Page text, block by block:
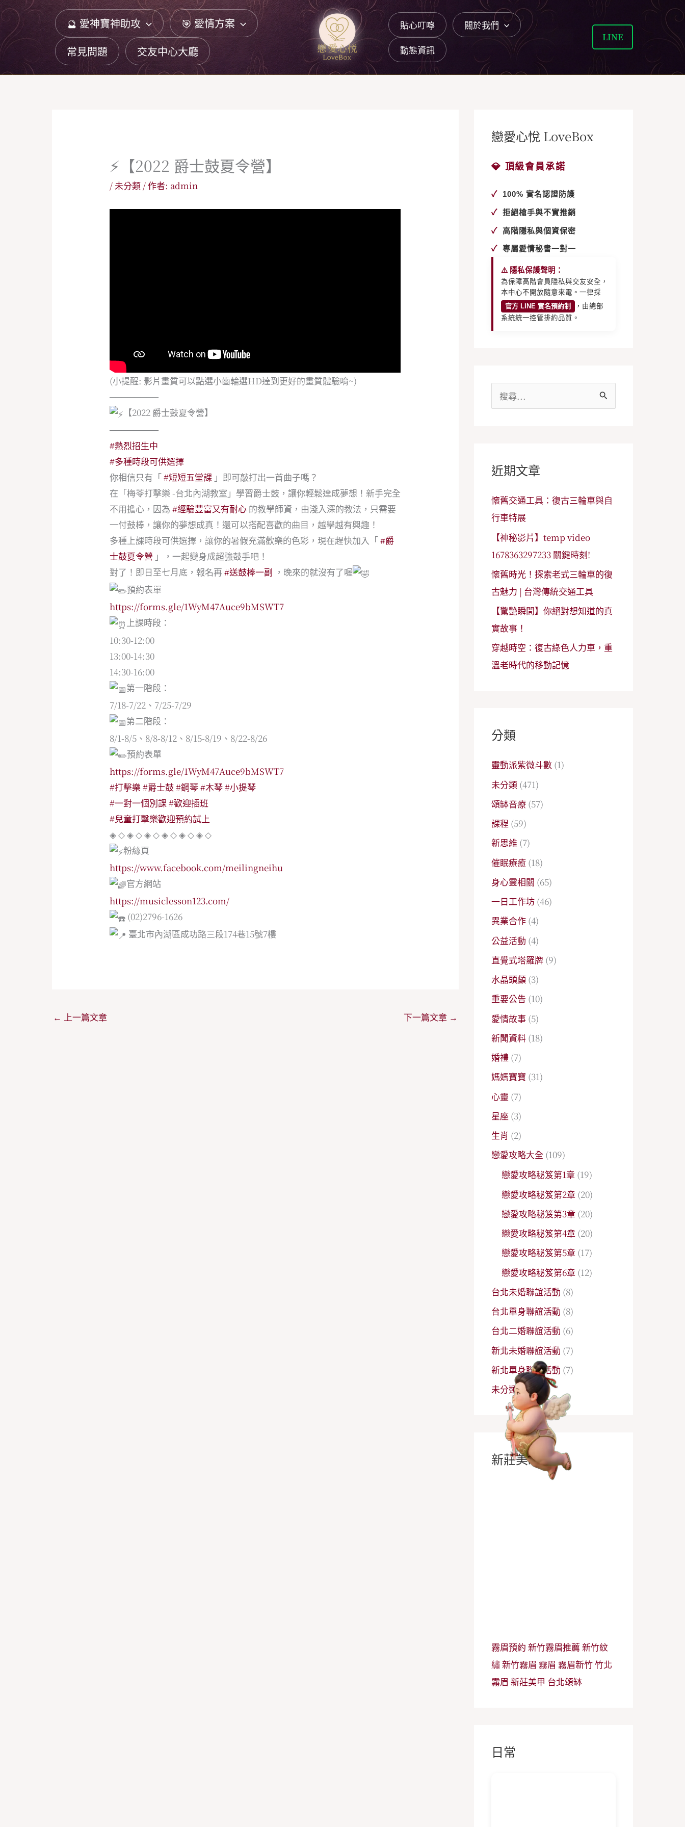
跳
至
主
要
內
🔮 愛神寶神助攻
🎯 愛情方案
常見問題
交友中心大廳
貼心叮嚀
關於我們
動態資訊
LINE
⚡️【2022 爵士鼓夏令營】
/ 未分類 / 作者: admin
(小提醒: 影片畫質可以點選小齒輪選HD達到更好的畫質體驗唷~)
────────
【2022 爵士鼓夏令營】
────────
#熱烈招生中
#多種時段可供選擇
你相信只有「#短短五堂課 」即可敲打出一首曲子嗎？
在「梅苓打擊樂 -台北內湖教室」學習爵士鼓，讓你輕鬆達成夢想！新手完全
不用擔心，因為#經驗豐富又有耐心 的教學師資，由淺入深的教法，只需要
一付鼓棒，讓你的夢想成真！還可以搭配喜歡的曲目，越學越有興趣！
多種上課時段可供選擇，讓你的暑假充滿歡樂的色彩，現在趕快加入「#爵
士鼓夏令營 」，一起變身成超強鼓手吧！
對了！即日至七月底，報名再#送鼓棒一副 ，晚來的就沒有了喔
預約表單
https://forms.gle/1WyM47Auce9bMSWT7
上課時段：
10:30-12:00
13:00-14:30
14:30-16:00
第一階段：
7/18-7/22、7/25-7/29
第二階段：
8/1-8/5、8/8-8/12、8/15-8/19、8/22-8/26
預約表單
https://forms.gle/1WyM47Auce9bMSWT7
#打擊樂 #爵士鼓#鋼琴#木琴#小提琴
#一對一個別課 #歡迎插班
#兒童打擊樂歡迎預約試上
◈ ◇ ◈ ◇ ◈ ◇ ◈ ◇ ◈ ◇ ◈ ◇
粉絲頁
https://www.facebook.com/meilingneihu
官方網站
https://musiclesson123.com/
(02)2796-1626
臺北市內湖區成功路三段174巷15號7樓
← 上一篇文章 下一篇文章 →
戀愛心悅 LoveBox
💎 頂級會員承諾
✓ 100% 實名認證防護
✓ 拒絕槍手與不實推銷
✓ 高階隱私與個資保密
✓ 專屬愛情秘書一對一
⚠️ 隱私保護聲明：
為保障高階會員隱私與交友安全，
本中心不開放隨意來電。一律採
官方 LINE 實名預約制
，由總部
系統統一控管排約品質。
字
近期文章
懷舊交通工具：復古三輪車與自
行車特展
【神秘影片】temp video
1678363297233 關鍵時刻!
懷舊時光！探索老式三輪車的復
古魅力 | 台灣傳統交通工具
【驚艷瞬間】你絕對想知道的真
實故事！
穿越時空：復古綠色人力車，重
溫老時代的移動記憶
分類
靈動派紫微斗數 (1)
未分類 (471)
頌缽音療 (57)
課程 (59)
新思維 (7)
催眠療癒 (18)
身心靈相關 (65)
一日工作坊 (46)
異業合作 (4)
公益活動 (4)
直覺式塔羅牌 (9)
水晶頭顱 (3)
重要公告 (10)
愛情故事 (5)
新聞資料 (18)
婚禮 (7)
媽媽寶寶 (31)
心靈 (7)
星座 (3)
生肖 (2)
戀愛攻略大全 (109)
戀愛攻略秘笈第1章 (19)
戀愛攻略秘笈第2章 (20)
戀愛攻略秘笈第3章 (20)
戀愛攻略秘笈第4章 (20)
戀愛攻略秘笈第5章 (17)
戀愛攻略秘笈第6章 (12)
台北未婚聯誼活動 (8)
台北單身聯誼活動 (8)
台北二婚聯誼活動 (6)
新北未婚聯誼活動 (7)
新北單身聯誼活動 (7)
未分類(340)
新莊美睫
霧眉預約 新竹霧眉推薦 新竹紋
繡新竹霧眉 霧眉 霧眉新竹竹北
霧眉 新莊美甲 台北頌缽
日常